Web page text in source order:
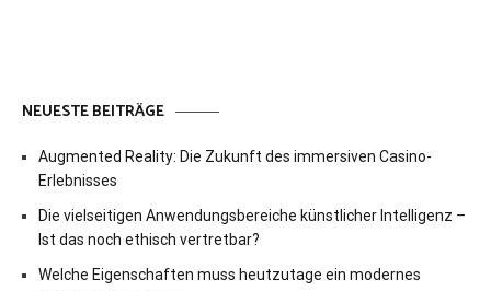
NEUESTE BEITRÄGE
Augmented Reality: Die Zukunft des immersiven Casino-
Erlebnisses
Die vielseitigen Anwendungsbereiche künstlicher Intelligenz –
Ist das noch ethisch vertretbar?
Welche Eigenschaften muss heutzutage ein modernes